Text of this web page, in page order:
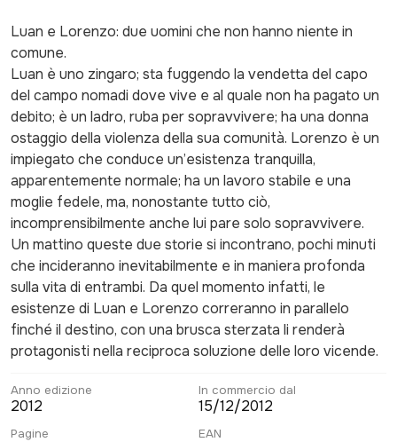
Luan e Lorenzo: due uomini che non hanno niente in
comune.
Luan è uno zingaro; sta fuggendo la vendetta del capo
del campo nomadi dove vive e al quale non ha pagato un
debito; è un ladro, ruba per sopravvivere; ha una donna
ostaggio della violenza della sua comunità. Lorenzo è un
impiegato che conduce un’esistenza tranquilla,
apparentemente normale; ha un lavoro stabile e una
moglie fedele, ma, nonostante tutto ciò,
incomprensibilmente anche lui pare solo sopravvivere.
Un mattino queste due storie si incontrano, pochi minuti
che incideranno inevitabilmente e in maniera profonda
sulla vita di entrambi. Da quel momento infatti, le
esistenze di Luan e Lorenzo correranno in parallelo
finché il destino, con una brusca sterzata li renderà
protagonisti nella reciproca soluzione delle loro vicende.
Anno edizione
2012
In commercio dal
15/12/2012
Pagine EAN